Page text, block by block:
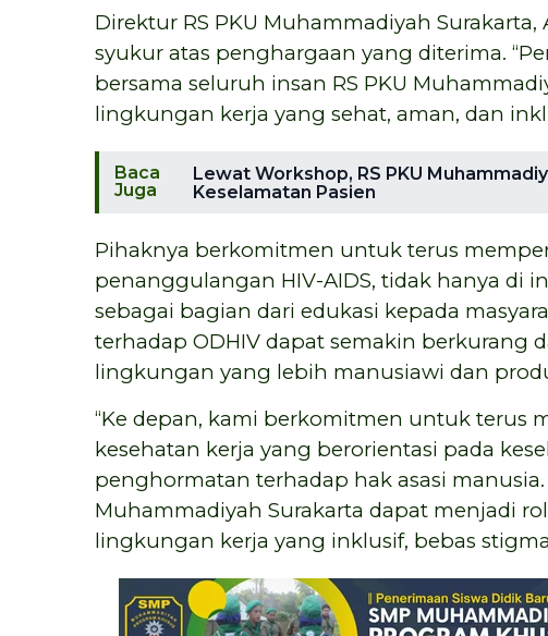
Direktur RS PKU Muhammadiyah
syukur atas penghargaan yang diterima.
bersama seluruh insan RS PKU
lingkungan kerja yang sehat, aman, dan
Baca
Juga
Lewat Workshop, RS PKU
Keselamatan Pasien
Pihaknya berkomitmen untuk terus
penanggulangan HIV-AIDS, tidak hanya di
sebagai bagian dari edukasi kepada
terhadap ODHIV dapat semakin berkurang
lingkungan yang lebih manusiawi dan
“Ke depan, kami berkomitmen untuk terus
kesehatan kerja yang berorientasi pada
penghormatan terhadap hak asasi manusia.
Muhammadiyah Surakarta dapat menjadi
lingkungan kerja yang inklusif, bebas